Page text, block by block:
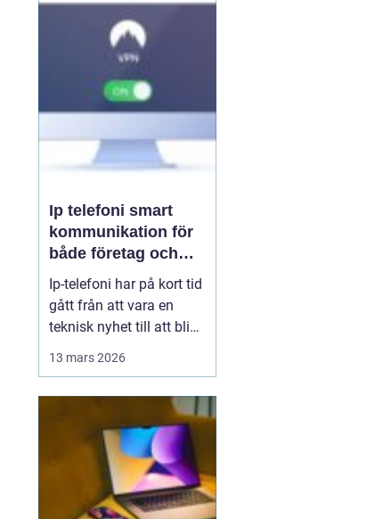
som sakta bryts ner.
Samtidigt försvinner
fungerande videospelare
från marknaden. För den
som vi...
Ip telefoni smart
kommunikation för
både företag och
privatpersoner
Ip-telefoni har på kort tid
gått från att vara en
teknisk nyhet till att bli
ner och mobilen tar över
vår vardag behövs
flexibla lösningar som
kombinerar klassisk
telefoni med modern...
13 mars 2026